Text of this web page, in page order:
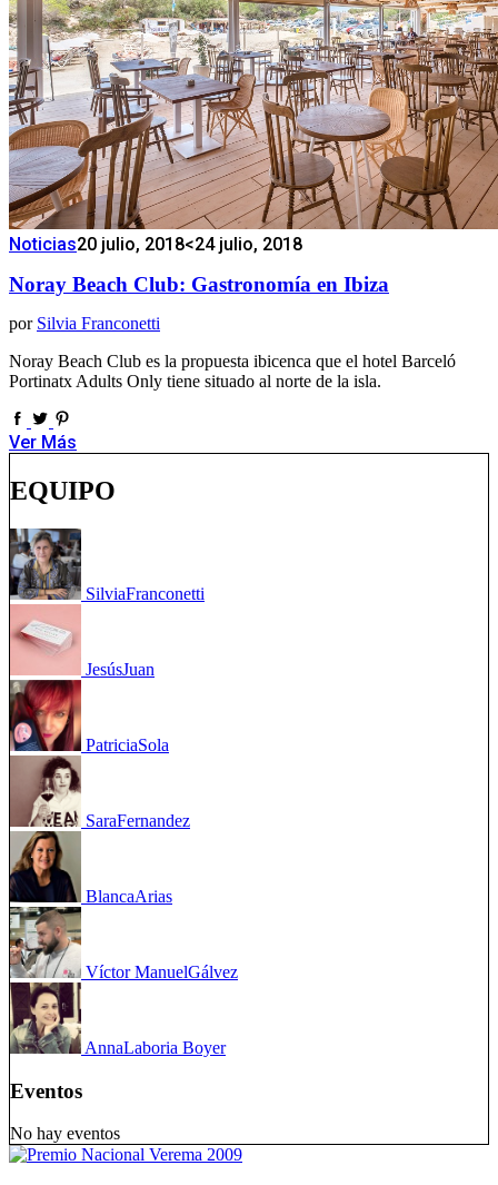
Noticias20 julio, 2018<24 julio, 2018
Noray Beach Club: Gastronomía en Ibiza
por Silvia Franconetti
Noray Beach Club es la propuesta ibicenca que el hotel Barceló
Portinatx Adults Only tiene situado al norte de la isla.
Ver Más
EQUIPO
SilviaFranconetti
JesúsJuan
PatriciaSola
SaraFernandez
BlancaArias
Víctor ManuelGálvez
AnnaLaboria Boyer
Eventos
No hay eventos